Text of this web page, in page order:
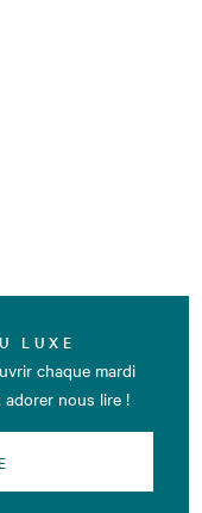
LUXE
chaque mardi
nous lire !